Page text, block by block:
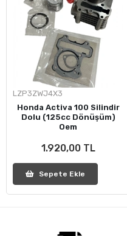
LZP3ZWJ4X3
Honda Activa 100 Silindir
Dolu (125cc Dönüşüm)
Oem
1.920,00 TL
Sepete Ekle